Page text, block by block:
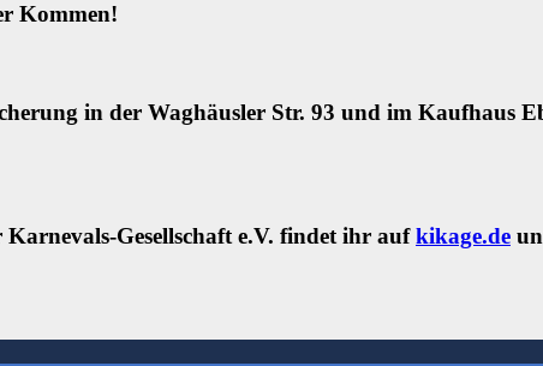
Kommen!
in der Waghäusler Str. 93 und im Kaufhaus
Gesellschaft e.V. findet ihr aufkikage.de